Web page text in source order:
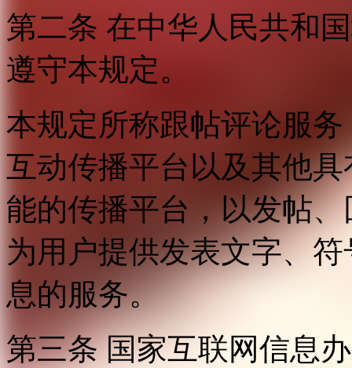
第二条 在中华人民共和
遵守本规定。
本规定所称跟帖评论服
互动传播平台以及其他
能的传播平台，以发帖
为用户提供发表文字、
息的服务。
第三条 国家互联网信息